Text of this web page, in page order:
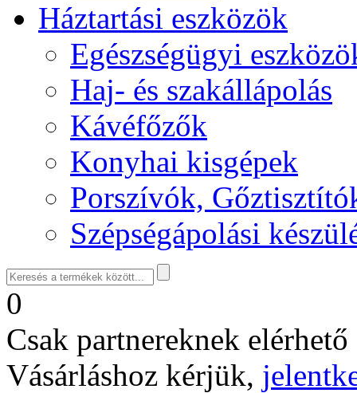
Háztartási eszközök
Egészségügyi
Haj- és szakállápolás
Kávéfőzők
Konyhai kisgépek
Porszívók,
Szépségápolási
0
Csak partnereknek
Vásárláshoz kérjük,